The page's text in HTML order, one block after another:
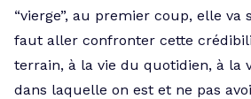
“vierge”, au premier coup, elle va
faut aller confronter cette
terrain, à la vie du quotidien, à la
dans laquelle on est et ne pas